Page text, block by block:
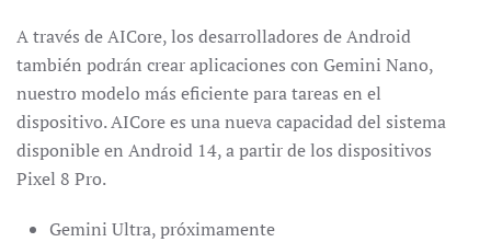
A través de AICore, los desarrolladores de Android
también podrán crear aplicaciones con Gemini Nano,
nuestro modelo más eficiente para tareas en el
dispositivo. AICore es una nueva capacidad del sistema
disponible en Android 14, a partir de los dispositivos
Pixel 8 Pro.
Gemini Ultra, próximamente